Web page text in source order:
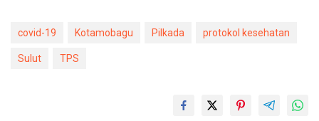
covid-19 Kotamobagu Pilkada protokol kesehatan
Sulut TPS